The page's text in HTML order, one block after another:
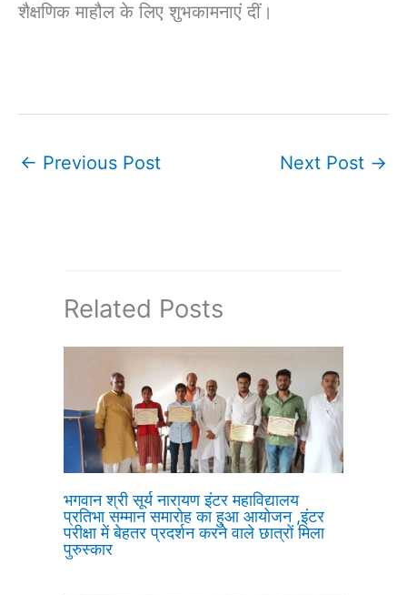
शैक्षणिक माहौल के लिए शुभकामनाएं दीं।
← Previous Post Next Post →
Related Posts
भगवान श्री सूर्य नारायण इंटर महाविद्यालय
प्रतिभा सम्मान समारोह का हुआ आयोजन ,इंटर
परीक्षा में बेहतर प्रदर्शन करने वाले छात्रों मिला
पुरुस्कार